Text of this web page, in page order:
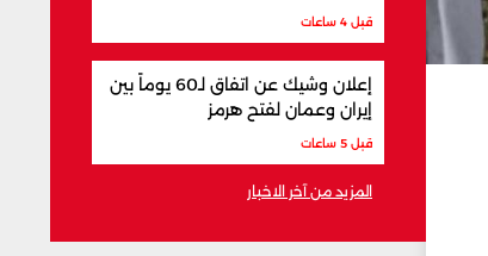
قبل 4 ساعات
إعلان وشيك عن اتفاق لـ60 يوماً بين
إيران وعمان لفتح هرمز
قبل 5 ساعات
المزيد من آخر الاخبار